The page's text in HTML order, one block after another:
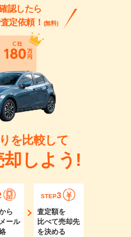
認したら
定依頼！ (無料)
を比較して
しよう!
ら
ール
STEP3
査定額を
比べて売却先
を決める